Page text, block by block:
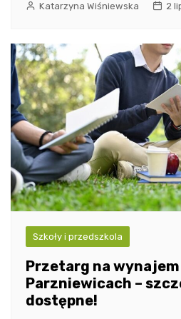
Katarzyna Wiśniewska 2
Szkoły i przedszkola
Przetarg na
Parzniewicach –
dostępne!